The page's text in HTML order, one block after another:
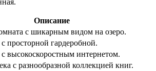
Описание
с шикарным видом на озеро.
просторной гардеробной.
высокоскоростным интернетом.
с разнообразной коллекцией книг.